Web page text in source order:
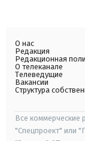
О нас
Редакция
Редакционная
О телеканале
Телеведущие
Вакансии
Структура
Все коммерческие
"Спецпроект" или